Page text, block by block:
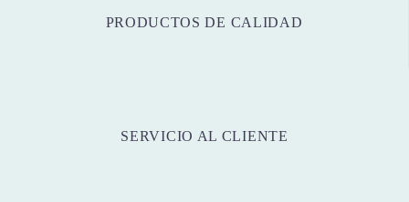
PRODUCTOS DE CALIDAD
SERVICIO AL CLIENTE